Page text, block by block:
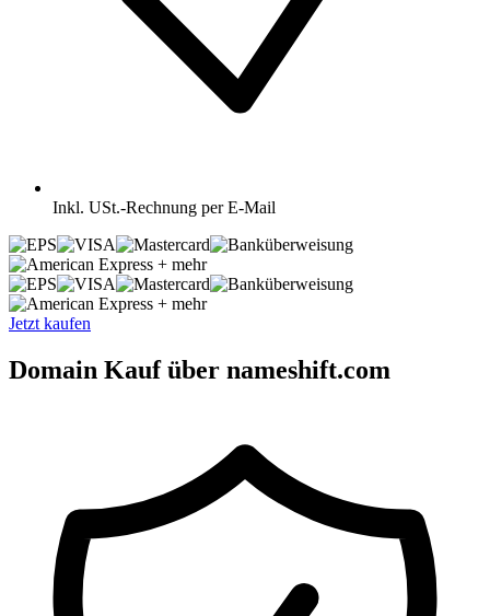
Inkl. USt.-Rechnung per E-Mail
+ mehr
+ mehr
Jetzt kaufen
Domain Kauf über nameshift.com